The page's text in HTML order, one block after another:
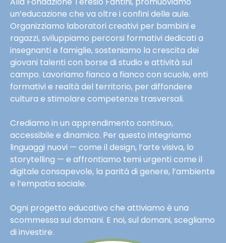
un’educazione che va oltre i confini delle aule.
Organizziamo laboratori creativi per bambini e
ragazzi, sviluppiamo percorsi formativi dedicati a
insegnanti e famiglie, sosteniamo la crescita dei
giovani talenti con borse di studio e attività sul
campo. Lavoriamo fianco a fianco con scuole, enti
formativi e realtà del territorio, per diffondere
cultura e stimolare competenze trasversali.
Crediamo in un apprendimento continuo,
accessibile e dinamico. Per questo integriamo
linguaggi nuovi — come il design, l’arte visiva, lo
storytelling — e affrontiamo temi urgenti come il
digitale consapevole, la parità di genere, l’ambiente
e l’empatia sociale.
Ogni progetto educativo che attiviamo è una
scommessa sul domani. E noi, sul domani, scegliamo
di investire.